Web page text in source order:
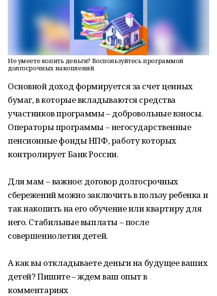
Не умеете копить деньги? Воспользуйтесь программой
долгосрочных накоплений
Основной доход формируется за счет ценных
бумаг, в которые вкладываются средства
участников программы – добровольные взносы.
Операторы программы – негосударственные
пенсионные фонды НПФ, работу которых
контролирует Банк России.
Для мам – важное: договор долгосрочных
сбережений можно заключить в пользу ребенка и
так накопить на его обучение или квартиру для
него. Стабильные выплаты – после
совершеннолетия детей.
А как вы откладываете деньги на будущее ваших
детей? Пишите – ждем ваш опыт в
комментариях